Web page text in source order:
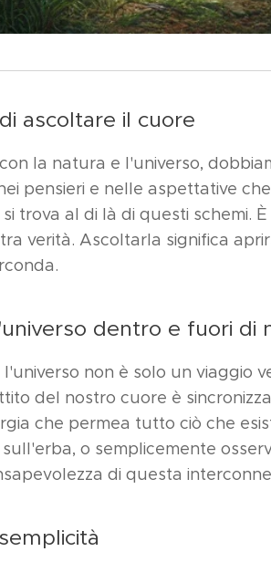
ascoltare il cuore
la natura e l'universo,
pensieri e nelle aspettative
trova al di là di questi schemi.
verità. Ascoltarla significa
dentro e fuori di
non è solo un viaggio
del nostro cuore è
che permea tutto ciò che
o semplicemente
di questa